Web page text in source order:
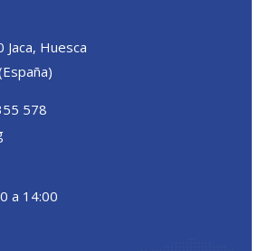
Jaca, Huesca
578
a 14:00